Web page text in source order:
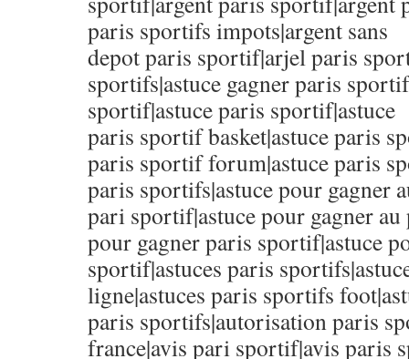
paris sportifs impots|argent sans
depot paris sportif|arjel paris
sportifs|astuce gagner paris
sportif|astuce paris sportif|astuce
paris sportif basket|astuce paris
paris sportif forum|astuce paris
paris sportifs|astuce pour gagner
pari sportif|astuce pour gagner
pour gagner paris sportif|astuce
sportif|astuces paris
ligne|astuces paris sportifs
paris sportifs|autorisation paris
france|avis pari sportif|avis paris